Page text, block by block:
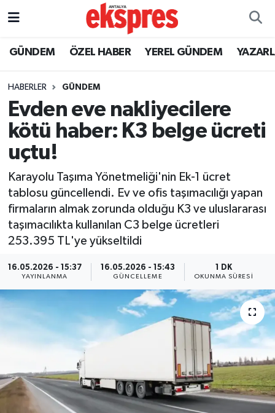
GÜNDEM ÖZEL HABER YEREL GÜNDEM
HABERLER GÜNDEM
Evden eve nakliyecilere
kötü haber: K3 belge ücreti
uçtu!
Karayolu Taşıma Yönetmeliği'nin Ek-1 ücret
tablosu güncellendi. Ev ve ofis taşımacılığı yapan
firmaların almak zorunda olduğu K3 ve uluslararası
taşımacılıkta kullanılan C3 belge ücretleri
253.395 TL'ye yükseltildi
16.05.2026 - 15:37
YAYINLANMA
16.05.2026 - 15:43
GÜNCELLEME
1 DK
OKUNMA SÜRESI
ÖZEL HABER
YEREL GÜNDEM
EKONOMİ
KÜLTÜR - SANAT
SPOR
SİYASET
SAĞLIK
EĞİTİM
RÖPORTAJ
Nöbetçi Eczaneler
Trafik Durumu
Süper Lig Puan Durumu ve Fikstür
Tüm Manşetler
Son Dakika Haberleri
Haber Arşivi